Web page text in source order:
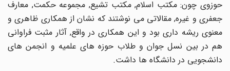
حوزوى چون: مکتب اسلام, مکتب تشیع, مجموعه حکمت, معارف
جعفرى و غیره, مقالاتى مى نوشتند که نشان از همکارى ظاهرى و
معنوى ریشه دارى بود و این همکارى در واقع, آثار مثبت فراوانى
هم در بین نسل جوان و طلاب حوزه هاى علمیه و انجمن هاى
دانشجویى در دانشگاه ها داشت.